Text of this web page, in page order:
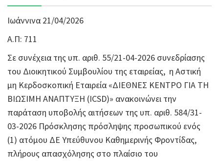
Ιωάννινα 21/04/2026
Α.Π: 711
Σε συνέχεια της υπ. αριθ. 55/21-04-2026 συνεδρίασης
του Διοικητικού Συμβουλίου της εταιρείας, η Αστική
μη Κερδοσκοπική Εταιρεία «ΔΙΕΘΝΕΣ ΚΕΝΤΡΟ ΓΙΑ ΤΗ
ΒΙΩΣΙΜΗ ΑΝΑΠΤΥΞΗ (ICSD)» ανακοινώνει την
παράταση υποβολής αιτήσεων της υπ. αριθ. 584/31-
03-2026 Πρόσκλησης πρόσληψης προσωπικού ενός
(1) ατόμου ΔΕ Υπεύθυνου Καθημερινής Φροντίδας,
πλήρους απασχόλησης στο πλαίσιο του